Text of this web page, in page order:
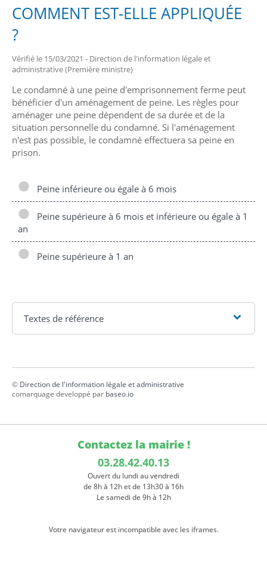
COMMENT EST-ELLE APPLIQUÉE
?
Vérifié le 15/03/2021 - Direction de l'information légale et
administrative (Première ministre)
Le condamné à une peine d'emprisonnement ferme peut
bénéficier d'un aménagement de peine. Les règles pour
aménager une peine dépendent de sa durée et de la
situation personnelle du condamné. Si l'aménagement
n'est pas possible, le condamné effectuera sa peine en
prison.
Peine inférieure ou égale à 6 mois
Peine supérieure à 6 mois et inférieure ou égale à 1
an
Peine supérieure à 1 an
Textes de référence
© Direction de l'information légale et administrative
comarquage developpé par baseo.io
Contactez la mairie !
03.28.42.40.13
Ouvert du lundi au vendredi
de 8h à 12h et de 13h30 à 16h
Le samedi de 9h à 12h
Votre navigateur est incompatible avec les iframes.